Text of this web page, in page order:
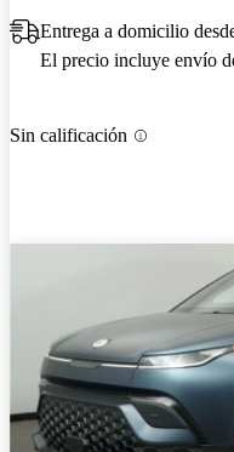
Entrega a domicilio
El precio incluye envío
Sin calificación